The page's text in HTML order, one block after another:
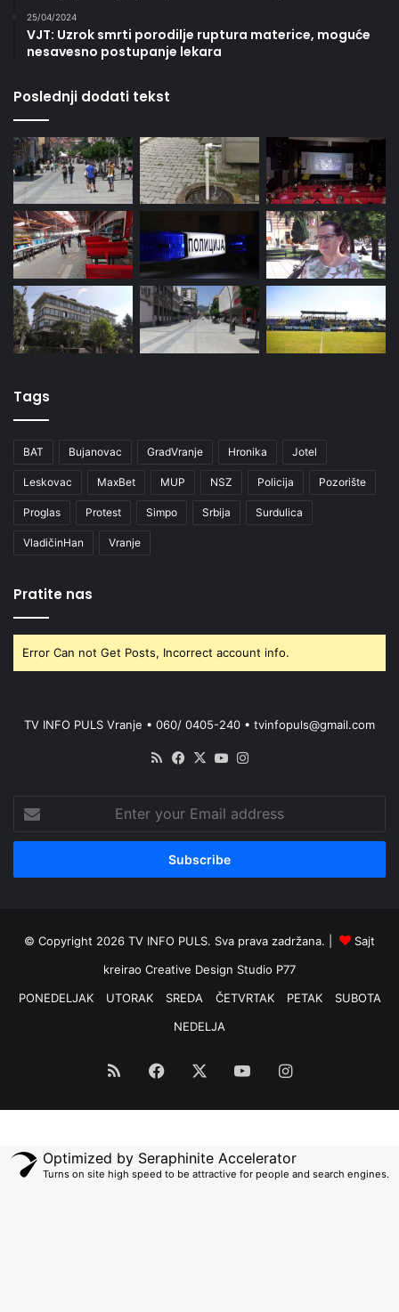
25/04/2024
VJT: Uzrok smrti porodilje ruptura materice, moguće
nesavesno postupanje lekara
Poslednji dodati tekst
Tags
BAT Bujanovac GradVranje Hronika Jotel
Leskovac MaxBet MUP NSZ Policija Pozorište
Proglas Protest Simpo Srbija Surdulica
VladičinHan Vranje
Pratite nas
Error Can not Get Posts, Incorrect account info.
TV INFO PULS Vranje • 060/ 0405-240 • tvinfopuls@gmail.com
RSS Facebook
X YouTube
your
Email
© Copyright 2026 TV INFO PULS. Sva prava zadržana. |
Sajt
kreirao Creative Design Studio P77
PONEDELJAK
UTORAK SREDA ČETVRTAK PETAK
SUBOTA
NEDELJA
RSS Facebook YouTubeInstagram
Optimized by Seraphinite Accelerator
Turns on site high speed to be attractive for people and search engines.